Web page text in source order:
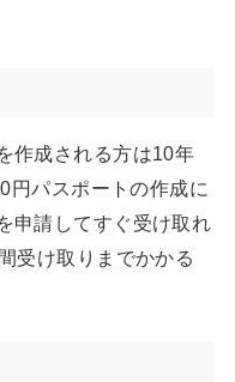
作成される方は10年
円パスポートの作成に
申請してすぐ受け取れ
受け取りまでかかる